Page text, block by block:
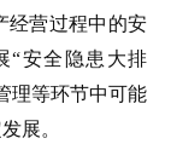
经营过程中的安
“安全隐患大排
理等环节中可能
展。